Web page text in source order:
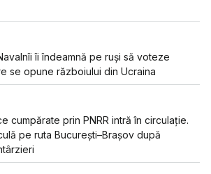
îi îndeamnă pe ruși să voteze
se opune războiului din Ucraina
cumpărate prin PNRR intră în circulație.
pe ruta București–Brașov după